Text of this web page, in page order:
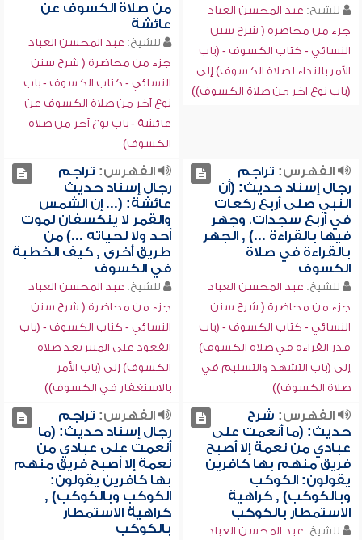
للشيخ: عبد المحسن العباد
جزء من محاضرة ( شرح سنن
النسائي - كتاب الكسوف - (باب
الأمر بالنداء لصلاة الكسوف) إلى
(باب نوع آخر من صلاة الكسوف))
من صلاة الكسوف عن
عائشة
للشيخ: عبد المحسن العباد
جزء من محاضرة ( شرح سنن
النسائي - كتاب الكسوف - باب
نوع آخر من صلاة الكسوف عن
عائشة - باب نوع آخر من صلاة
الكسوف)
الفهرس: تراجم
رجال إسناد حديث: (أن
النبي صلى أربع ركعات
في أربع سجدات، وجهر
فيها بالقراءة ...) , الجهر
بالقراءة في صلاة
الكسوف
للشيخ: عبد المحسن العباد
جزء من محاضرة ( شرح سنن
النسائي - كتاب الكسوف - (باب
قدر القراءة في صلاة الكسوف)
إلى (باب التشهد والتسليم في
صلاة الكسوف))
الفهرس: تراجم
رجال إسناد حديث
عائشة: (... إن الشمس
والقمر لا ينكسفان لموت
أحد ولا لحياته ...) من
طريق أخرى , كيف الخطبة
في الكسوف
للشيخ: عبد المحسن العباد
جزء من محاضرة ( شرح سنن
النسائي - كتاب الكسوف - (باب
القعود على المنبر بعد صلاة
الكسوف) إلى (باب الأمر
بالاستغفار في الكسوف))
الفهرس: شرح
حديث: (ما أنعمت على
عبادي من نعمة إلا أصبح
فريق منهم بها كافرين
يقولون: الكوكب
وبالكوكب) , كراهية
الاستمطار بالكوكب
للشيخ: عبد المحسن العباد
الفهرس: تراجم
رجال إسناد حديث: (ما
أنعمت على عبادي من
نعمة إلا أصبح فريق منهم
بها كافرين يقولون:
الكوكب وبالكوكب) ,
كراهية الاستمطار
بالكوكب